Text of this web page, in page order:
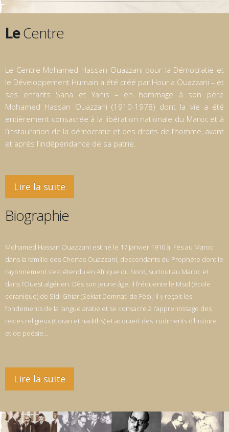
Le Centre
le Développement Humain a été créé par Houria Ouazzani – et
ses enfants Sana et Yanis – en hommage à son père
Mohamed Hassan Ouazzani (1910-1978) dont la vie a été
entièrement consacrée à la libération nationale du Maroc et à
l’instauration de la démocratie et des droits de l’homme, avant
et après l’indépendance de sa patrie.
Lire la suite
Biographie
dans la famille des Chorfas Ouazzani, descendants du Prophète dont le
rayonnement s’est étendu en Afrique du Nord, surtout au Maroc et
dans l’Ouest algérien. Dès son jeune âge, il fréquente le Msid (école
coranique) de Sidi Ghiar (Sekiat Demnati de Fès) ; il y reçoit les
fondements de la langue arabe et se consacre à l’apprentissage des
textes religieux (Coran et hadiths) et acquiert des rudiments d’histoire
et de poésie…
Lire la suite